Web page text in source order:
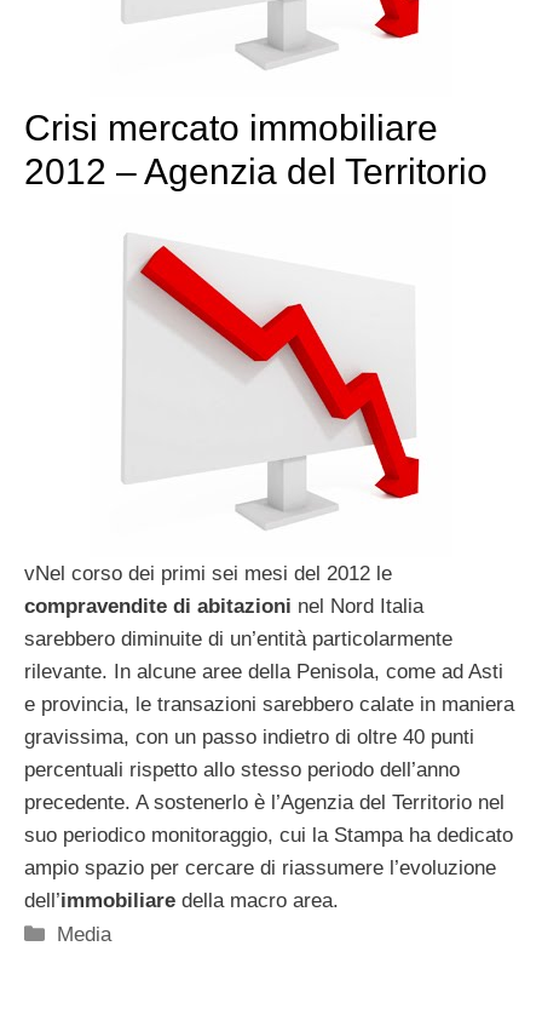
Crisi mercato immobiliare
2012 – Agenzia del Territorio
vNel corso dei primi sei mesi del 2012 le
compravendite di abitazioni nel Nord Italia
sarebbero diminuite di un’entità particolarmente
rilevante. In alcune aree della Penisola, come ad Asti
e provincia, le transazioni sarebbero calate in maniera
gravissima, con un passo indietro di oltre 40 punti
percentuali rispetto allo stesso periodo dell’anno
precedente. A sostenerlo è l’Agenzia del Territorio nel
suo periodico monitoraggio, cui la Stampa ha dedicato
ampio spazio per cercare di riassumere l’evoluzione
dell’immobiliare della macro area.
Categorie
Media